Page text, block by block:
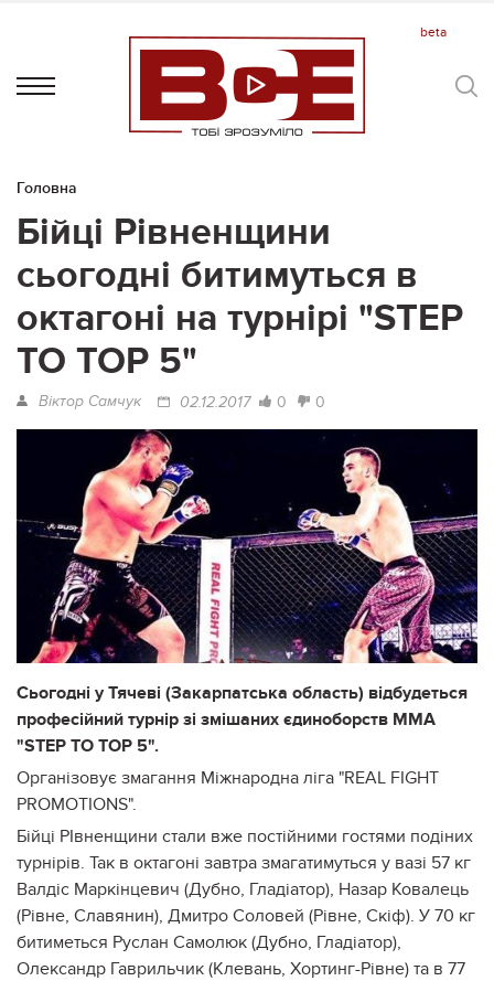
Головна
Бійці Рівненщини
сьогодні битимуться в
октагоні на турнірі "STEP
TO TOP 5"
Віктор Самчук 02.12.2017 0 0
Сьогодні у Тячеві (Закарпатська область) відбудеться
професійний турнір зі змішаних єдиноборств ММА
"STEP TO TOP 5".
Організовує змагання Міжнародна ліга "REAL FIGHT
PROMOTIONS".
Бійці РІвненщини стали вже постійними гостями подіних
турнірів. Так в октагоні завтра змагатимуться у вазі 57 кг
Валдіс Маркінцевич (Дубно, Гладіатор), Назар Ковалець
(Рівне, Славянин), Дмитро Соловей (Рівне, Скіф). У 70 кг
битиметься Руслан Самолюк (Дубно, Гладіатор),
Олександр Гаврильчик (Клевань, Хортинг-Рівне) та в 77